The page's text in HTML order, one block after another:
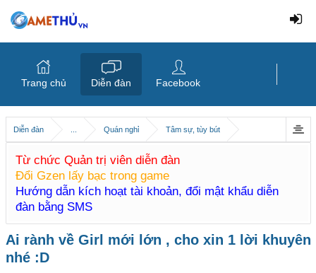
Diễn đàn Quán nghỉ Tâm sự, tùy bút
Từ chức Quản trị viên diễn đàn
Đổi Gzen lấy bạc trong game
Hướng dẫn kích hoạt tài khoản, đổi mật khẩu diễn
đàn bằng SMS
Ai rành về Girl mới lớn , cho xin 1 lời khuyên
nhé :D
Trang chủ Diễn đàn Facebook